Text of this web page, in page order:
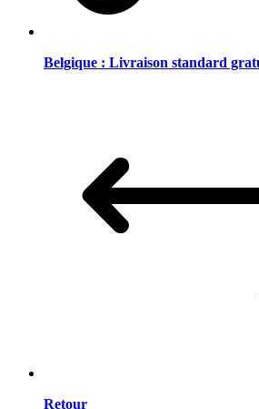
Belgique : Livraison standard
Retour